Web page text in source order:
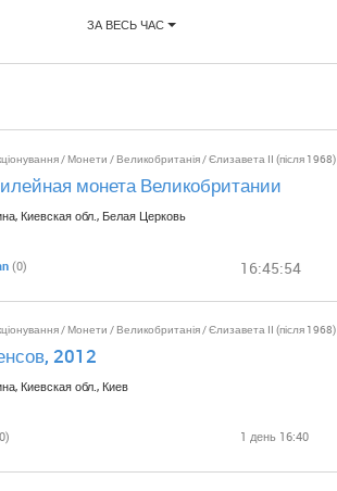
ЗА ВЕСЬ ЧАС
/ Монети / Великобританія/Єлизавета II (після 1968)
монета Великобритании
Киевская обл., Белая Церковь
(0) 16:45:54
/ Монети / Великобританія/Єлизавета II (після 1968)
2012
Киевская обл., Киев
1 день 16:40